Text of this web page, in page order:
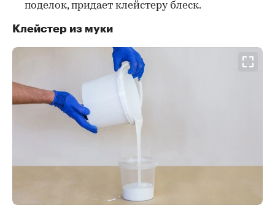
поделок, придает клейстеру блеск.
Клейстер из муки